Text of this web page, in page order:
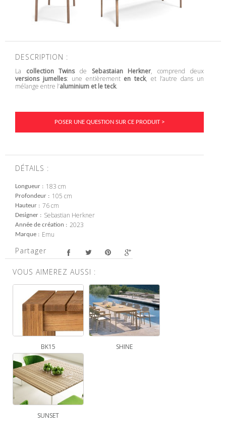
DESCRIPTION :
La collection Twinsde Sebastaian Herkner, comprend deux
versions jumelles: une entièrement en teck, et l’autre dans un
mélange entre l’aluminium et le teck.
POSER UNE QUESTION SUR CE PRODUIT >
DÉTAILS :
Longueur 183 cm
Profondeur 105 cm
Hauteur 76 cm
Designer Sebastian Herkner
Année de création 2023
Marque Emu
Partager
VOUS AIMEREZ AUSSI :
BK15 SHINE
SUNSET